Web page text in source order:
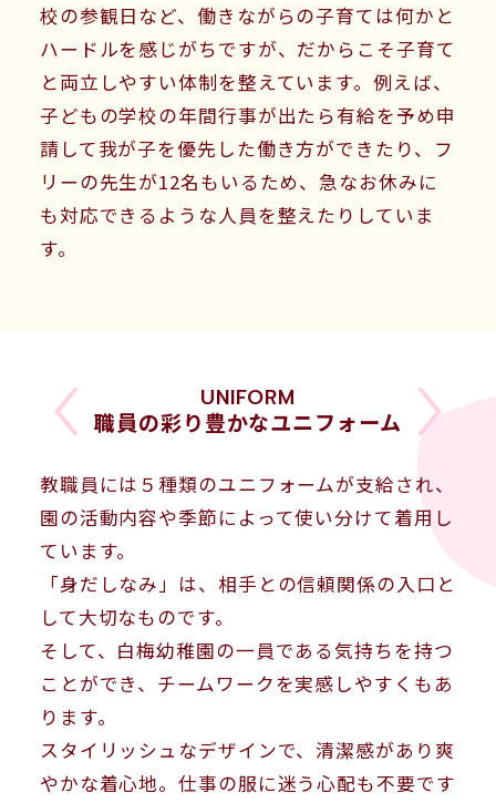
校の参観日など、働きながらの子育ては何かと
ハードルを感じがちですが、だからこそ子育て
と両立しやすい体制を整えています。例えば、
子どもの学校の年間行事が出たら有給を予め申
請して我が子を優先した働き方ができたり、フ
リーの先生が12名もいるため、急なお休みに
も対応できるような人員を整えたりしていま
す。
UNIFORM
職員の彩り豊かなユニフォーム
教職員には５種類のユニフォームが支給され、
園の活動内容や季節によって使い分けて着用し
ています。
「身だしなみ」は、相手との信頼関係の入口と
して大切なものです。
そして、白梅幼稚園の一員である気持ちを持つ
ことができ、チームワークを実感しやすくもあ
ります。
スタイリッシュなデザインで、清潔感があり爽
やかな着心地。仕事の服に迷う心配も不要です